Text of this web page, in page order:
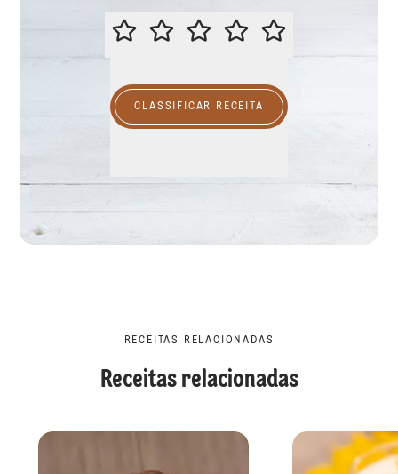
CLASSIFICAR ESTA RECEITA
CLASSIFICAR RECEITA
RECEITAS RELACIONADAS
Receitas relacionadas